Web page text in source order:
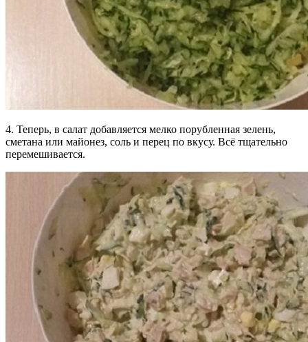
4. Теперь, в салат добавляется мелко порубленная зелень,
сметана или майонез, соль и перец по вкусу. Всё тщательно
перемешивается.